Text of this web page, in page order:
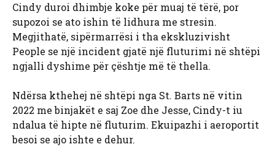
Cindy duroi dhimbje koke për muaj të tërë, por
supozoi se ato ishin të lidhura me stresin.
Megjithatë, sipërmarrësi i tha ekskluzivisht
People se një incident gjatë një fluturimi në shtëpi
ngjalli dyshime për çështje më të thella.
Ndërsa kthehej në shtëpi nga St. Barts në vitin
2022 me binjakët e saj Zoe dhe Jesse, Cindy-t iu
ndalua të hipte në fluturim. Ekuipazhi i aeroportit
besoi se ajo ishte e dehur.